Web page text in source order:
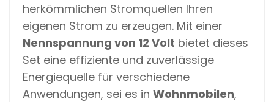
herkömmlichen Stromquellen Ihren
eigenen Strom zu erzeugen. Mit einer
Nennspannung von 12 Volt bietet dieses
Set eine effiziente und zuverlässige
Energiequelle für verschiedene
Anwendungen, sei es in Wohnmobilen,